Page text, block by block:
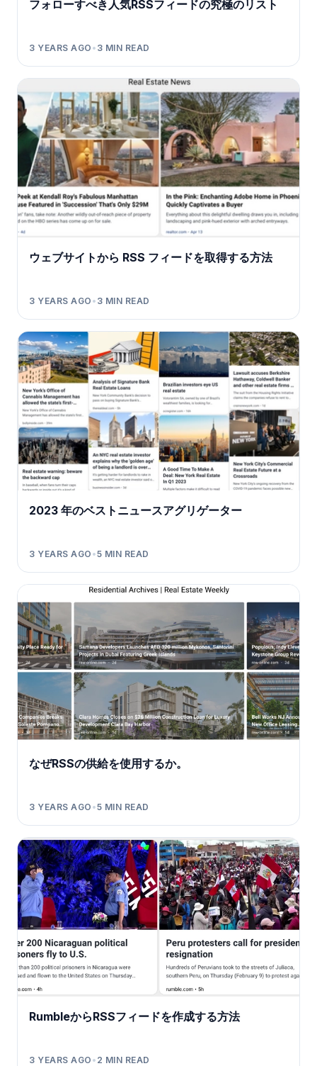
フォローすべき人気RSSフィードの究極のリスト
3 YEARS AGO • 3 MIN READ
ウェブサイトから RSS フィードを取得する方法
3 YEARS AGO • 3 MIN READ
2023 年のベストニュースアグリゲーター
3 YEARS AGO •5 MIN READ
なぜRSSの供給を使用するか。
3 YEARS AGO •5 MIN READ
RumbleからRSSフィードを作成する方法
3 YEARS AGO • 2 MIN READ